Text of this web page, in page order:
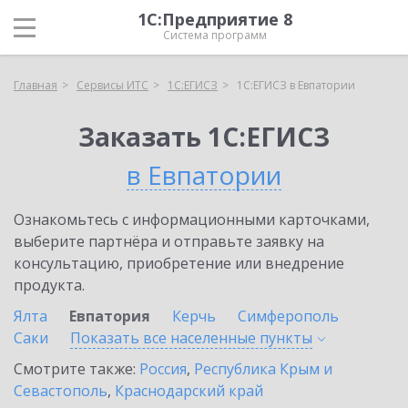
1С:Предприятие 8
Система программ
Главная Сервисы ИТС 1С:ЕГИСЗ 1С:ЕГИСЗ в Евпатории
Заказать 1С:ЕГИСЗ
в Евпатории
Ознакомьтесь с информационными карточками,
выберите партнёра и отправьте заявку на
консультацию, приобретение или внедрение
продукта.
Ялта
Евпатория Керчь
Симферополь
Саки
Показать все населенные пункты
Смотрите также: Россия, Республика Крым и
Севастополь, Краснодарский край